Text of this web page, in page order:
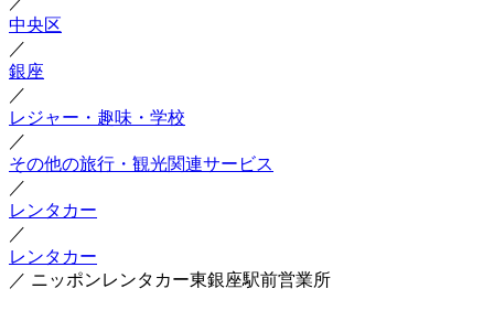
中央区
／
銀座
／
レジャー・趣味・学校
／
その他の旅行・観光関連サービス
／
レンタカー
／
レンタカー
／ ニッポンレンタカー東銀座駅前営業所